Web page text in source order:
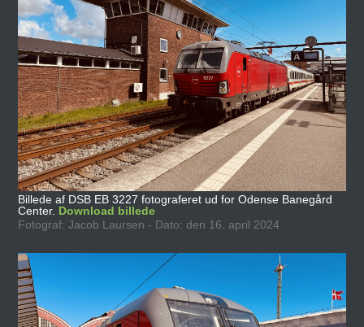
Billede af DSB EB 3227 fotograferet ud for Odense Banegård
Center. Download billede
Fotograf: Jacob Laursen - Dato: den 16. april 2024